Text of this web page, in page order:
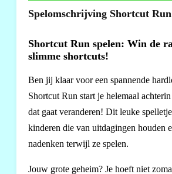
Spelomschrijving Shortcut Run
Shortcut Run spelen: Win de
slimme shortcuts!
Ben jij klaar voor een spannende
Shortcut Run start je helemaal
dat gaat veranderen! Dit leuke
kinderen die van uitdagingen houden
nadenken terwijl ze spelen.
Jouw grote geheim? Je hoeft niet